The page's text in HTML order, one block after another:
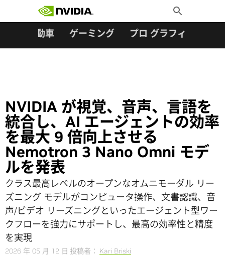
Toggle
Search
自動車 ゲーミング プロ グラフィックス
NVIDIA が視覚、音声、言語を
統合し、AI エージェントの効率
を最大 9 倍向上させる
Nemotron 3 Nano Omni モデ
ルを発表
クラス最高レベルのオープンなオムニモーダル リー
ズニング モデルがコンピュータ操作、文書認識、音
声/ビデオ リーズニングといったエージェント型ワー
クフローを強力にサポートし、最高の効率性と精度
を実現
2026 年 05 月 12 日 投稿者： Kari Briski